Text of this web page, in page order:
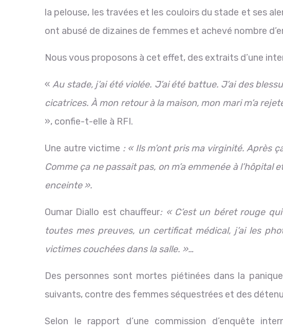
la pelouse, les travées et les couloirs du stade et ses
ont abusé de dizaines de femmes et achevé nombre
Nous vous proposons à cet effet, des extraits d’une
« Au stade, j’ai été violée. J’ai été battue. J’ai des
cicatrices. À mon retour à la maison, mon mari m’a
», confie-t-elle à RFI.
Une autre victime : « Ils m’ont pris ma virginité. Après
Comme ça ne passait pas, on m’a emmenée à
enceinte ».
Oumar Diallo est chauffeur: « C’est un béret rouge
toutes mes preuves, un certificat médical, j’ai les
victimes couchées dans la salle. »…
Des personnes sont mortes piétinées dans la
suivants, contre des femmes séquestrées et des
Selon le rapport d’une commission d’enquête